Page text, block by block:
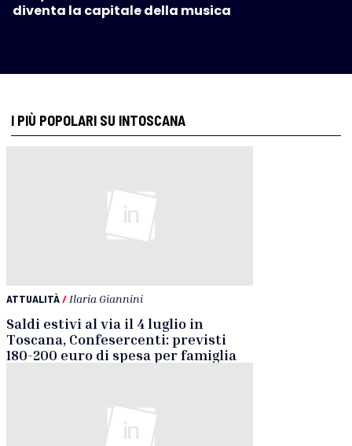
diventa la capitale della musica
I PIÙ POPOLARI SU INTOSCANA
ATTUALITÀ/ Ilaria Giannini
Saldi estivi al via il 4 luglio in
Toscana, Confesercenti: previsti
180-200 euro di spesa per famiglia